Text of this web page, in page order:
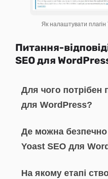
Як налаштувати
Питання-
SEO для
Для чого потрібен
для WordPress?
Де можна безпечно
Yoast SEO для
На якому етапі